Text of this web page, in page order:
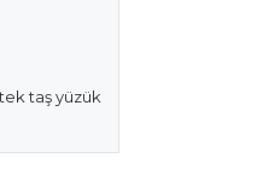
tek taş yüzük